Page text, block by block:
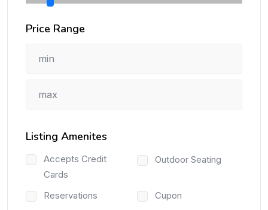
Price Range
Listing Amenites
Accepts Credit
Cards
Outdoor Seating
Reservations
Cupon